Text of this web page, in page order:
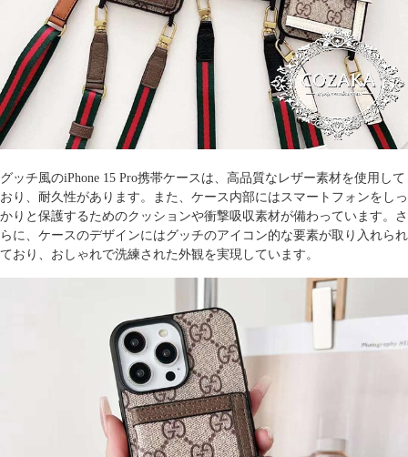
グッチ風のiPhone 15 Pro携帯ケース は、高品質なレザー素材を使用して
おり、耐久性があります。また、ケース内部にはスマートフォンをしっ
かりと保護するためのクッションや衝撃吸収素材が備わっています。さ
らに、ケースのデザインにはグッチのアイコン的な要素が取り入れられ
ており、おしゃれで洗練された外観を実現しています。